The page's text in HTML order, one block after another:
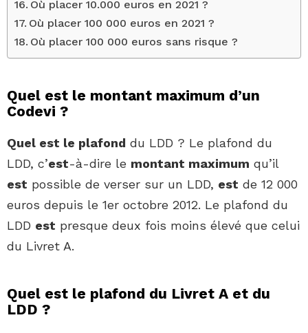
Où placer 10.000 euros en 2021 ?
Où placer 100 000 euros en 2021 ?
Où placer 100 000 euros sans risque ?
Quel est le montant maximum d’un
Codevi ?
Quel est le plafond du LDD ? Le plafond du
LDD, c’est-à-dire le montant maximum qu’il
est possible de verser sur un LDD, est de 12 000
euros depuis le 1er octobre 2012. Le plafond du
LDD est presque deux fois moins élevé que celui
du Livret A.
Quel est le plafond du Livret A et du
LDD ?